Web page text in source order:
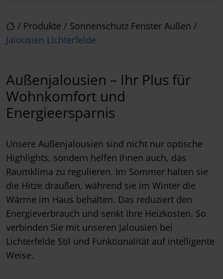
/ Produkte / Sonnenschutz Fenster Außen /
Jalousien Lichterfelde
Außenjalousien – Ihr Plus für
Wohnkomfort und
Energieersparnis
Unsere Außenjalousien sind nicht nur optische
Highlights, sondern helfen Ihnen auch, das
Raumklima zu regulieren. Im Sommer halten sie
die Hitze draußen, während sie im Winter die
Wärme im Haus behalten. Das reduziert den
Energieverbrauch und senkt Ihre Heizkosten. So
verbinden Sie mit unseren Jalousien bei
Lichterfelde Stil und Funktionalität auf intelligente
Weise.